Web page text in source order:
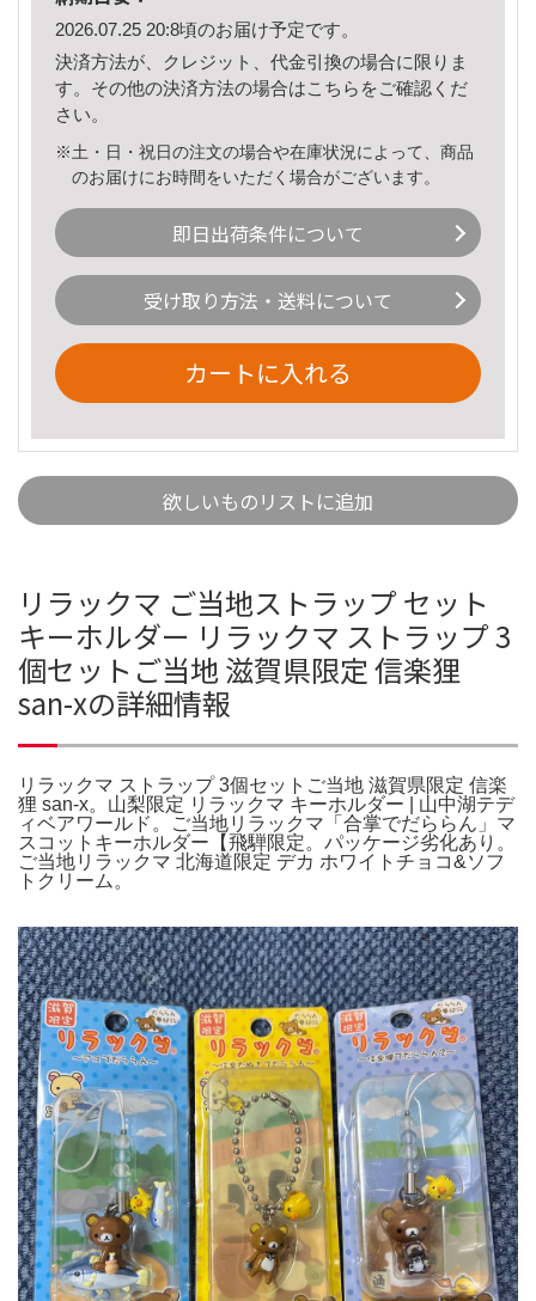
2026.07.25 20:8頃のお届け予定です。
決済方法が、クレジット、代金引換の場合に限りま
す。その他の決済方法の場合はこちら をご確認くだ
さい。
※土・日・祝日の注文の場合や在庫状況によって、商品
のお届けにお時間をいただく場合がございます。
即日出荷条件について
受け取り方法・送料について
カートに入れる
欲しいものリストに追加
リラックマ ご当地ストラップ セット
キーホルダー リラックマ ストラップ 3
個セットご当地 滋賀県限定 信楽狸
san-xの詳細情報
リラックマ ストラップ 3個セットご当地 滋賀県限定 信楽
狸 san-x。山梨限定 リラックマ キーホルダー | 山中湖テデ
ィベアワールド。ご当地リラックマ「合掌でだららん」マ
スコットキーホルダー【飛騨限定。パッケージ劣化あり。
ご当地リラックマ 北海道限定 デカ ホワイトチョコ&ソフ
トクリーム。